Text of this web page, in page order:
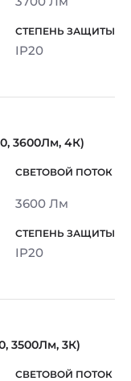
IP20
3600Лм, 4К)
3600 Лм
IP20
3500Лм, 3К)